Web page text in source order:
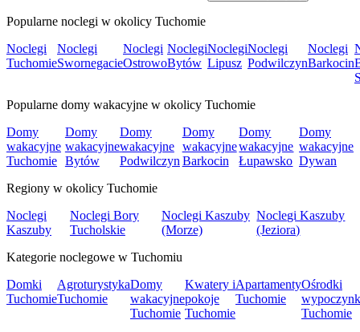
Popularne noclegi w okolicy Tuchomie
Noclegi
Tuchomie
Noclegi
Swornegacie
Noclegi
Ostrowo
Noclegi
Bytów
Noclegi
Lipusz
Noclegi
Podwilczyn
Noclegi
Barkocin
Popularne domy wakacyjne w okolicy Tuchomie
Domy
wakacyjne
Tuchomie
Domy
wakacyjne
Bytów
Domy
wakacyjne
Podwilczyn
Domy
wakacyjne
Barkocin
Domy
wakacyjne
Łupawsko
Domy
wakacyjne
Dywan
Regiony w okolicy Tuchomie
Noclegi
Kaszuby
Noclegi Bory
Tucholskie
Noclegi Kaszuby
(Morze)
Noclegi Kaszuby
(Jeziora)
Kategorie noclegowe w Tuchomiu
Domki
Tuchomie
Agroturystyka
Tuchomie
Domy
wakacyjne
Tuchomie
Kwatery i
pokoje
Tuchomie
Apartamenty
Tuchomie
Ośrodki
Tuchomie